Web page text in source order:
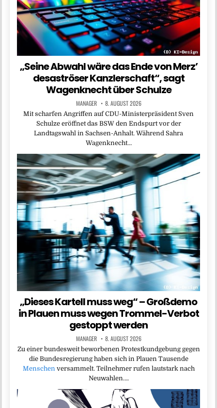
„Seine Abwahl wäre das Ende von Merz’
desaströser Kanzlerschaft“, sagt
Wagenknecht über Schulze
MANAGER 8. AUGUST 2026
Mit scharfen Angriffen auf CDU-Ministerpräsident Sven
Schulze eröffnet das BSW den Endspurt vor der
Landtagswahl in Sachsen-Anhalt. Während Sahra
Wagenknecht…
„Dieses Kartell muss weg“ – Großdemo
in Plauen muss wegen Trommel-Verbot
gestoppt werden
MANAGER 8. AUGUST 2026
Zu einer bundesweit beworbenen Protestkundgebung gegen
die Bundesregierung haben sich in Plauen Tausende
Menschen versammelt. Teilnehmer rufen lautstark nach
Neuwahlen….